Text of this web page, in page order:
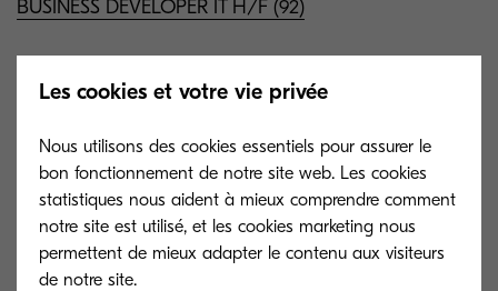
BUSINESS DEVELOPER IT H/F (92)
Commercial (H/F)
Technicien confirmé itinérant pour matériel
bureautique (H/ F)
Centre-Val de Loire
Les cookies et votre vie privée
Nous utilisons des cookies essentiels pour assurer le
bon fonctionnement de notre site web. Les cookies
statistiques nous aident à mieux comprendre comment
notre site est utilisé, et les cookies marketing nous
permettent de mieux adapter le contenu aux visiteurs
de notre site.